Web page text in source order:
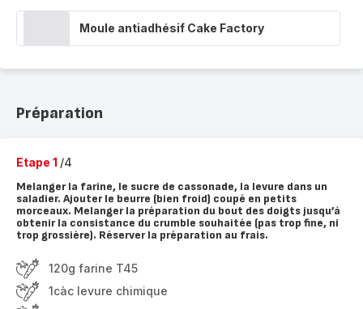
Moule antiadhésif Cake Factory
Préparation
Etape 1 /4
Melanger la farine, le sucre de cassonade, la levure dans un
saladier. Ajouter le beurre (bien froid) coupé en petits
morceaux. Melanger la préparation du bout des doigts jusqu’à
obtenir la consistance du crumble souhaitée (pas trop fine, ni
trop grossière). Réserver la préparation au frais.
120g farine T45
1càc levure chimique